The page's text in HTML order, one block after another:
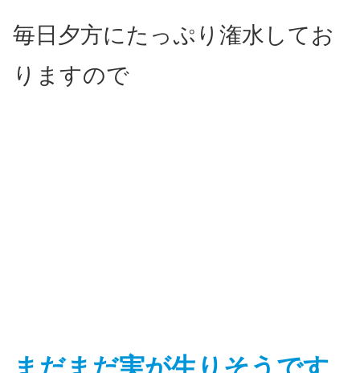
毎日夕方にたっぷり潅水してお
りますので